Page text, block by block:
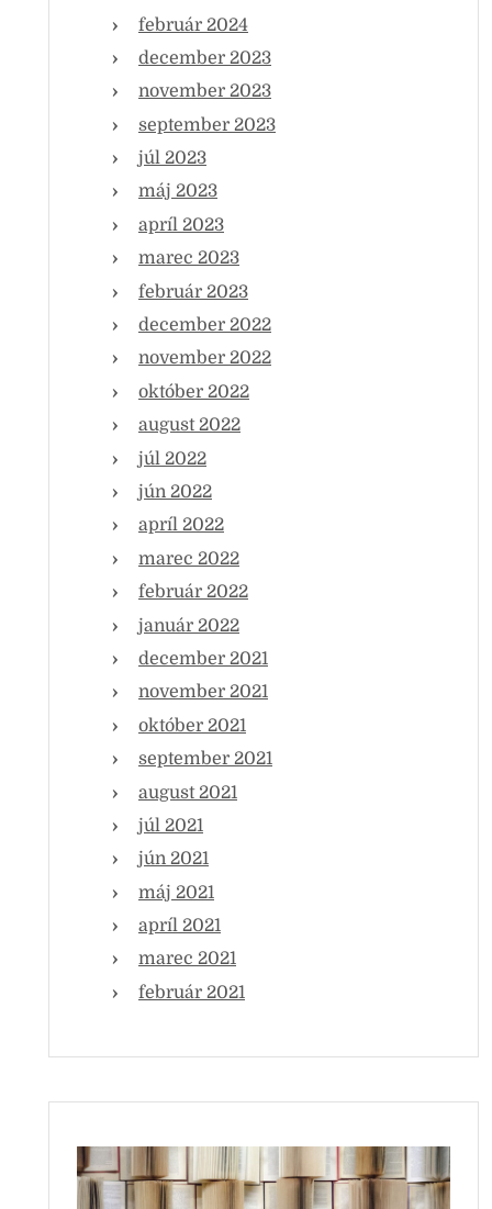
február 2024
december 2023
november 2023
september 2023
júl 2023
máj 2023
apríl 2023
marec 2023
február 2023
december 2022
november 2022
október 2022
august 2022
júl 2022
jún 2022
apríl 2022
marec 2022
február 2022
január 2022
december 2021
november 2021
október 2021
september 2021
august 2021
júl 2021
jún 2021
máj 2021
apríl 2021
marec 2021
február 2021